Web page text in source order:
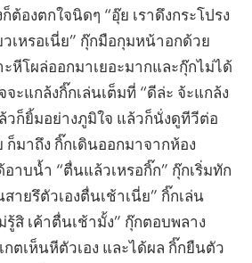
องตกใจนิดๆ “อุ๊ย เราดึงกระโปรง
เหรอเนี่ย” กุ๊กมือกุมหน้าอกด้วย
หีโผล่ออกมาเยอะมากและกุ๊กไม่ได้
จะแกล้งกิ๊กเล่นเต็มที่ “ดีล่ะ จ้ะแกล้ง
วก็ยิ้มอย่างภูมิใจ แล้วก็นั่งดูทีวีต่อ
ก็มาถึง กิ๊กเดินออกมาจากห้อง
าบน้ำ “ตื่นแล้วเหรอกิ๊ก” กุ๊กเริ่มทัก
ายรึตัวเองตื่นเช้าเนี่ย” กิ๊กเล่น
สิ เค้าตื่นเช้ามั้ง” กุ๊กตอบพลาง
กตเห็นหีตัวเอง และได้ผล กิ๊กยืนตัว